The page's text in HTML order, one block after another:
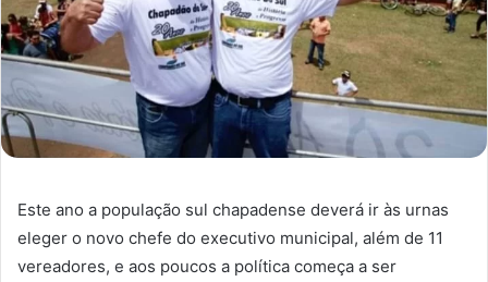
Este ano a população sul chapadense deverá ir às urnas
eleger o novo chefe do executivo municipal, além de 11
vereadores, e aos poucos a política começa a ser